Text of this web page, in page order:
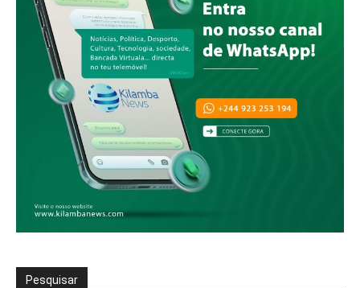
Pesquisar